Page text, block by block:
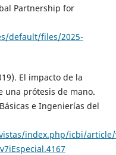
Partnership for
default/files/2025-
El impacto de la
una prótesis de mano.
e Ingenierías del
index.php/icbi/